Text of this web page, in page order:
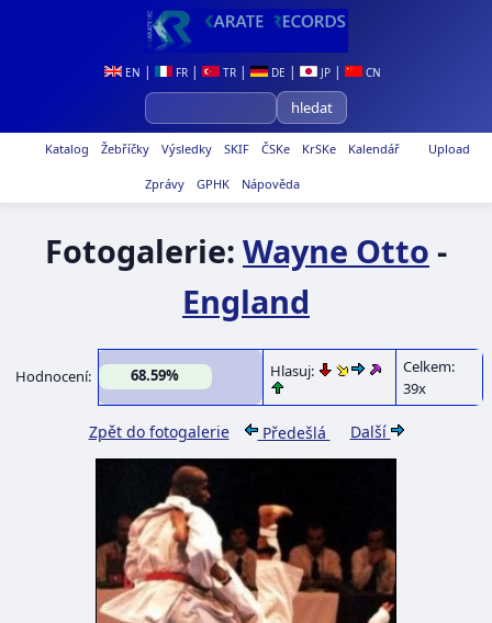
EN | FR | TR | DE | JP | CN
Upload
Katalog Žebříčky Výsledky SKIF ČSKe KrSKe Kalendář
Zprávy GPHK Nápověda
Fotogalerie: Wayne Otto -
England
Hodnocení: 68.59% Hlasuj:
Celkem:
39x
Zpět do fotogalerie Předešlá Další